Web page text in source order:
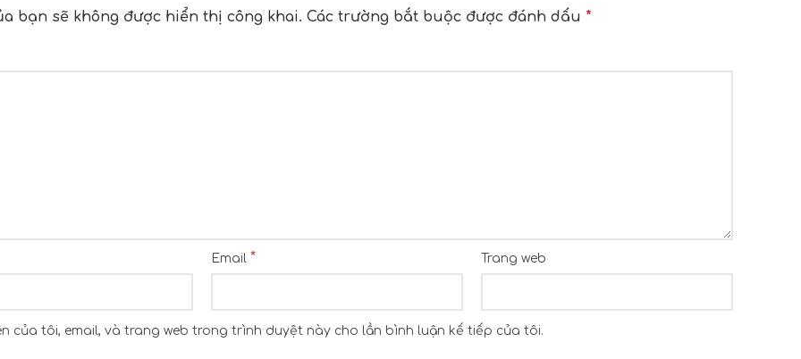
bạn sẽ không được hiển thị công khai. Các trường bắt buộc được đánh dấu *
Email * Trang web
của tôi, email, và trang web trong trình duyệt này cho lần bình luận kế tiếp của tôi.